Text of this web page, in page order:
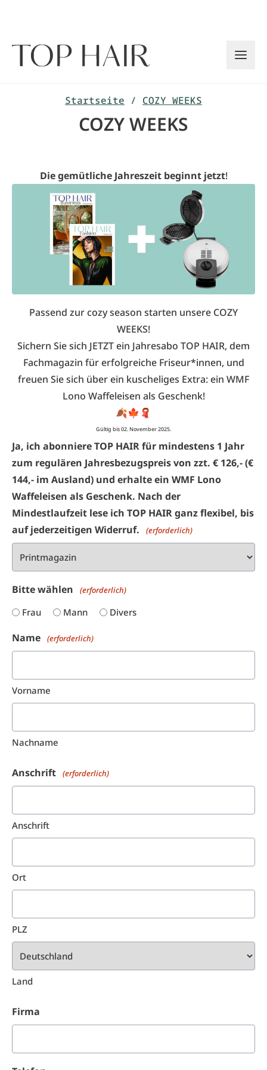
Startseite / COZY WEEKS
COZY WEEKS
Die gemütliche Jahreszeit beginnt jetzt!
Passend zur cozy season starten unsere COZY
WEEKS!
Sichern Sie sich JETZT ein Jahresabo TOP HAIR, dem
Fachmagazin für erfolgreiche Friseur*innen, und
freuen Sie sich über ein kuscheliges Extra: ein WMF
Lono Waffeleisen als Geschenk!
🍂🍁🧣
Gültig bis 02. November 2025.
Ja, ich abonniere TOP HAIR für mindestens 1 Jahr
zum regulären Jahresbezugspreis von zzt. € 126,- (€
144,- im Ausland) und erhalte ein WMF Lono
Waffeleisen als Geschenk. Nach der
Mindestlaufzeit lese ich TOP HAIR ganz flexibel, bis
auf jederzeitigen Widerruf.
(erforderlich)
Bitte wählen (erforderlich)
Frau Mann Divers
Name (erforderlich)
Vorname
Nachname
Anschrift (erforderlich)
Anschrift
Ort
PLZ
Land
Firma